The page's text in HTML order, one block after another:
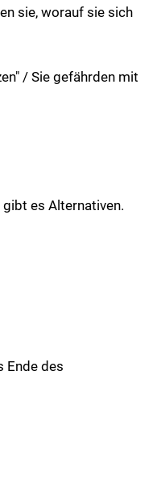
sie, worauf sie sich
/ Sie gefährden mit
es Alternativen.
Ende des